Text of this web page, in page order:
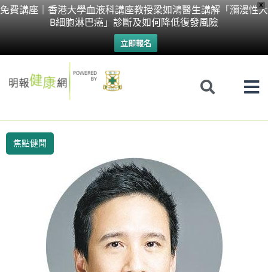
X
免費講座｜香港大學血液科講座教授梁如鴻醫生講解「瀰漫性大
B細胞淋巴癌」診斷及如何降低復發風險
立即報名
Skip
焦點健聞